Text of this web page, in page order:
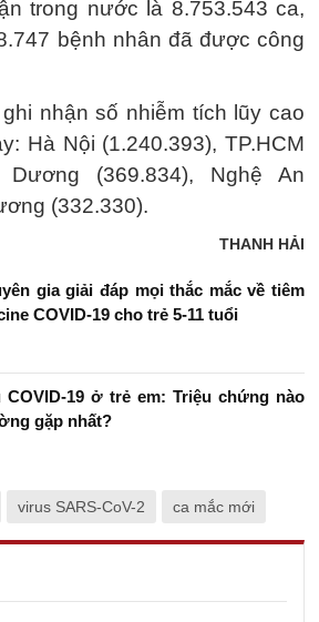
trong nước là 8.753.543 ca,
bệnh nhân đã được công
nhận số nhiễm tích lũy cao
Hà Nội (1.240.393), TP.HCM
Dương (369.834), Nghệ An
(332.330).
THANH HẢI
gia giải đáp mọi thắc mắc về tiêm
COVID-19 cho trẻ 5-11 tuổi
COVID-19 ở trẻ em: Triệu chứng nào
gặp nhất?
virus SARS-CoV-2 ca mắc mới